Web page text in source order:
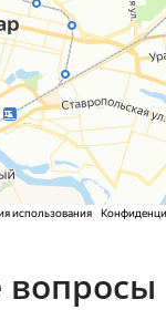
вопросы